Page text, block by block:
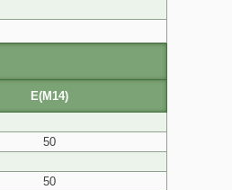
E(M14)
50
50